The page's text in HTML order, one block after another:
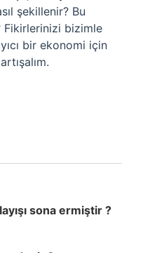
şekillenir? Bu
Fikirlerinizi bizimle
bir ekonomi için
sona ermiştir ?